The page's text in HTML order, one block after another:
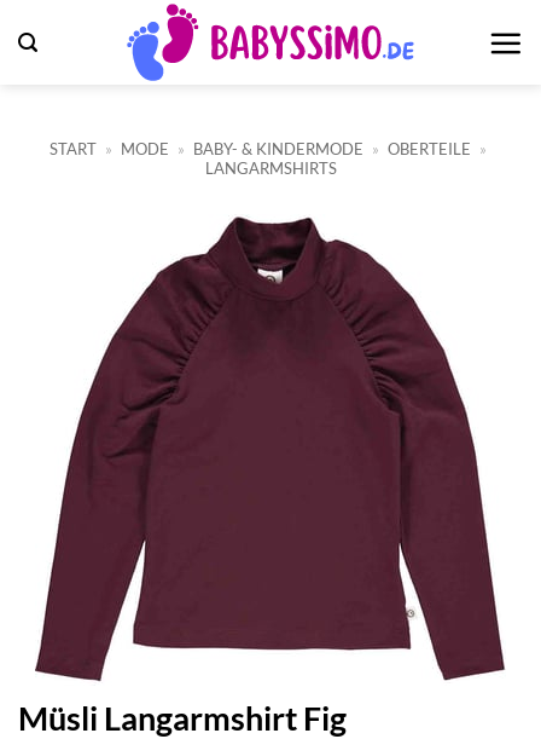
Inhalt
START » MODE » BABY- & KINDERMODE » OBERTEILE »
LANGARMSHIRTS
Müsli Langarmshirt Fig